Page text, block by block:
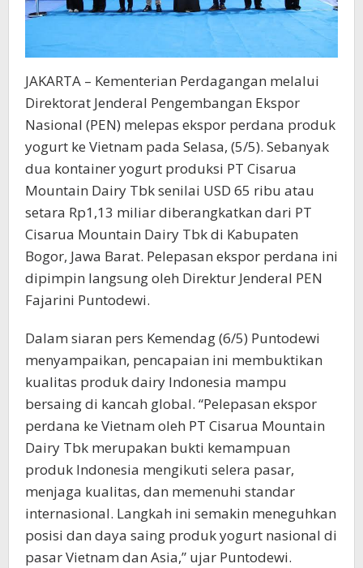
JAKARTA – Kementerian Perdagangan melalui
Direktorat Jenderal Pengembangan Ekspor
Nasional (PEN) melepas ekspor perdana produk
yogurt ke Vietnam pada Selasa, (5/5). Sebanyak
dua kontainer yogurt produksi PT Cisarua
Mountain Dairy Tbk senilai USD 65 ribu atau
setara Rp1,13 miliar diberangkatkan dari PT
Cisarua Mountain Dairy Tbk di Kabupaten
Bogor, Jawa Barat. Pelepasan ekspor perdana ini
dipimpin langsung oleh Direktur Jenderal PEN
Fajarini Puntodewi.
Dalam siaran pers Kemendag (6/5) Puntodewi
menyampaikan, pencapaian ini membuktikan
kualitas produk dairy Indonesia mampu
bersaing di kancah global. “Pelepasan ekspor
perdana ke Vietnam oleh PT Cisarua Mountain
Dairy Tbk merupakan bukti kemampuan
produk Indonesia mengikuti selera pasar,
menjaga kualitas, dan memenuhi standar
internasional. Langkah ini semakin meneguhkan
posisi dan daya saing produk yogurt nasional di
pasar Vietnam dan Asia,” ujar Puntodewi.